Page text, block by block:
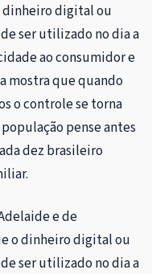
dinheiro digital ou
ser utilizado no dia a
ao consumidor e
mostra que quando
o controle se torna
pense antes
dez brasileiro
e de
o dinheiro digital ou
ser utilizado no dia a